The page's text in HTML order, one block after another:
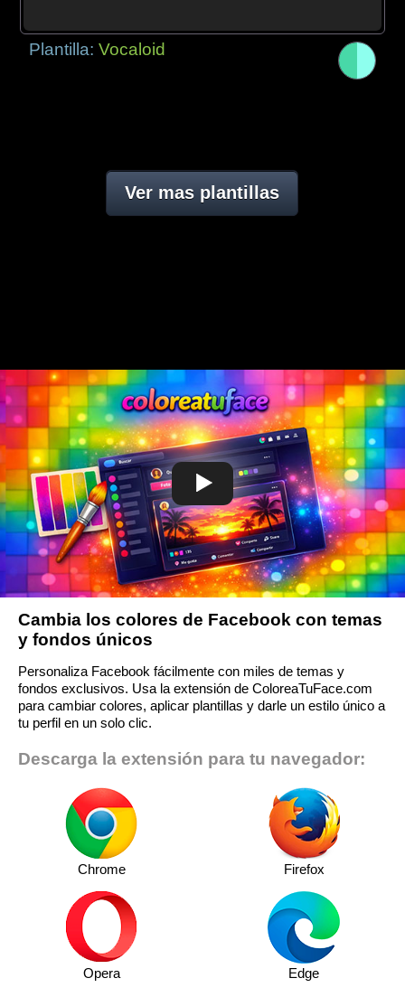
Plantilla:Vocaloid
Ver mas plantillas
Cambia los colores de Facebook con temas
y fondos únicos
Personaliza Facebook fácilmente con miles de temas y
fondos exclusivos. Usa la extensión de ColoreaTuFace.com
para cambiar colores, aplicar plantillas y darle un estilo único a
tu perfil en un solo clic.
Descarga la extensión para tu navegador:
Chrome Firefox
Opera Edge